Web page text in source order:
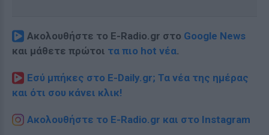
Ακολουθήστε το E-Radio.gr στο Google News
και μάθετε πρώτοι τα πιο hot νέα.
Εσύ μπήκες στο E-Daily.gr; Τα νέα της ημέρας
και ότι σου κάνει κλικ!
Ακολουθήστε το E-Radio.gr και στο Instagram